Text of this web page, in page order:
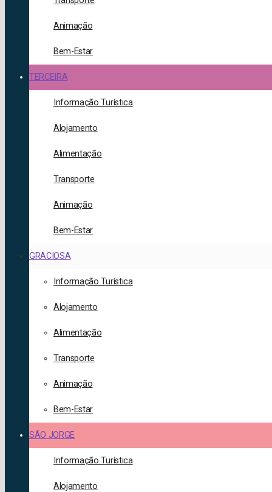
Animação
Bem-Estar
TERCEIRA
Informação Turística
Alojamento
Alimentação
Transporte
Animação
Bem-Estar
GRACIOSA
Informação Turística
Alojamento
Alimentação
Transporte
Animação
Bem-Estar
SÃO JORGE
Informação Turística
Alojamento